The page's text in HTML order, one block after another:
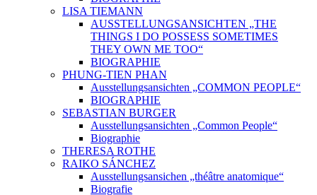
LISA TIEMANN
AUSSTELLUNGSANSICHTEN „THE
THINGS I DO POSSESS SOMETIMES
THEY OWN ME TOO“
BIOGRAPHIE
PHUNG-TIEN PHAN
Ausstellungsansichten „COMMON PEOPLE“
BIOGRAPHIE
SEBASTIAN BURGER
Ausstellungsansichten „Common People“
Biographie
THERESA ROTHE
RAIKO SÁNCHEZ
Ausstellungsansichen „théâtre anatomique“
Biografie